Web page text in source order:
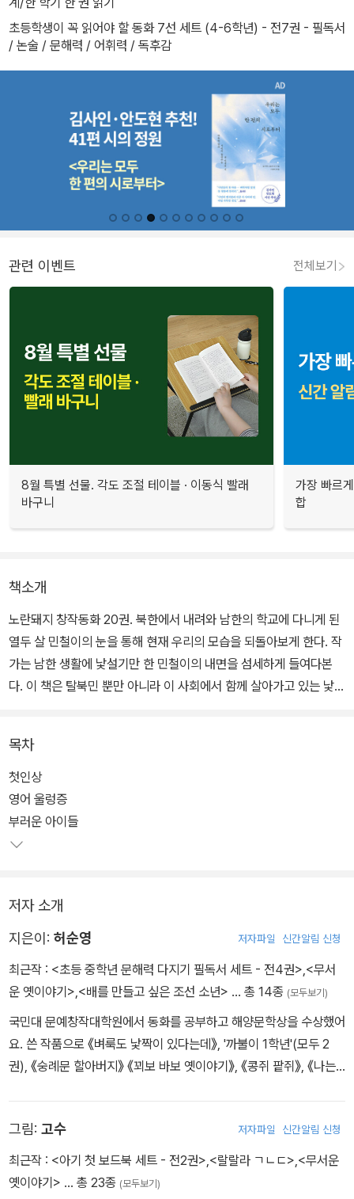
초등학생이 꼭 읽어야 할 동화 7선 세트 (4-6학년) - 전7권 - 필독서
/ 논술 / 문해력 / 어휘력 / 독후감
관련 이벤트 전체보기
8월 특별 선물. 각도 조절 테이블 · 이동식 빨래
바구니
가장 빠르
합
책소개
노란돼지 창작동화 20권. 북한에서 내려와 남한의 학교에 다니게 된
열두 살 민철이의 눈을 통해 현재 우리의 모습을 되돌아보게 한다. 작
가는 남한 생활에 낯설기만 한 민철이의 내면을 섬세하게 들여다본
다. 이 책은 탈북민 뿐만 아니라 이 사회에서 함께 살아가고 있는 낯선
함경북도 무산에서는 공부도 운동도 최우등이었던 민철이는 광산에
서 일하는 아버지가 사고로 목숨을 잃자 밥도 제대로 못 먹는 시간이
이어진다. 민철이 엄마는 앉아서 굶은 죽는 것보다야 낫겠다는 심정
으로 남한행을 택했고, 목숨을 건 탈출극 끝에 간신히 남한으로 오게
목차
첫인상
영어 울렁증
부러운 아이들
저자 소개
지은이: 허순영 저자파일 신간알림 신청
최근작 : <초등 중학년 문해력 다지기 필독서 세트 - 전4권>,<무서
운 옛이야기>,<배를 만들고 싶은 조선 소년> … 총 14종 (모두보기)
국민대 문예창작대학원에서 동화를 공부하고 해양문학상을 수상했어
요. 쓴 작품으로 《벼룩도 낯짝이 있다는데》, '까불이 1학년'(모두 2
권), 《숭례문 할아버지》 《꾀보 바보 옛이야기》, 《콩쥐 팥쥐》, 《나는
그림: 고수 저자파일 신간알림 신청
최근작 : <아기 첫 보드북 세트 - 전2권>,<랄랄라 ㄱㄴㄷ>,<무서운
옛이야기> … 총 23종 (모두보기)